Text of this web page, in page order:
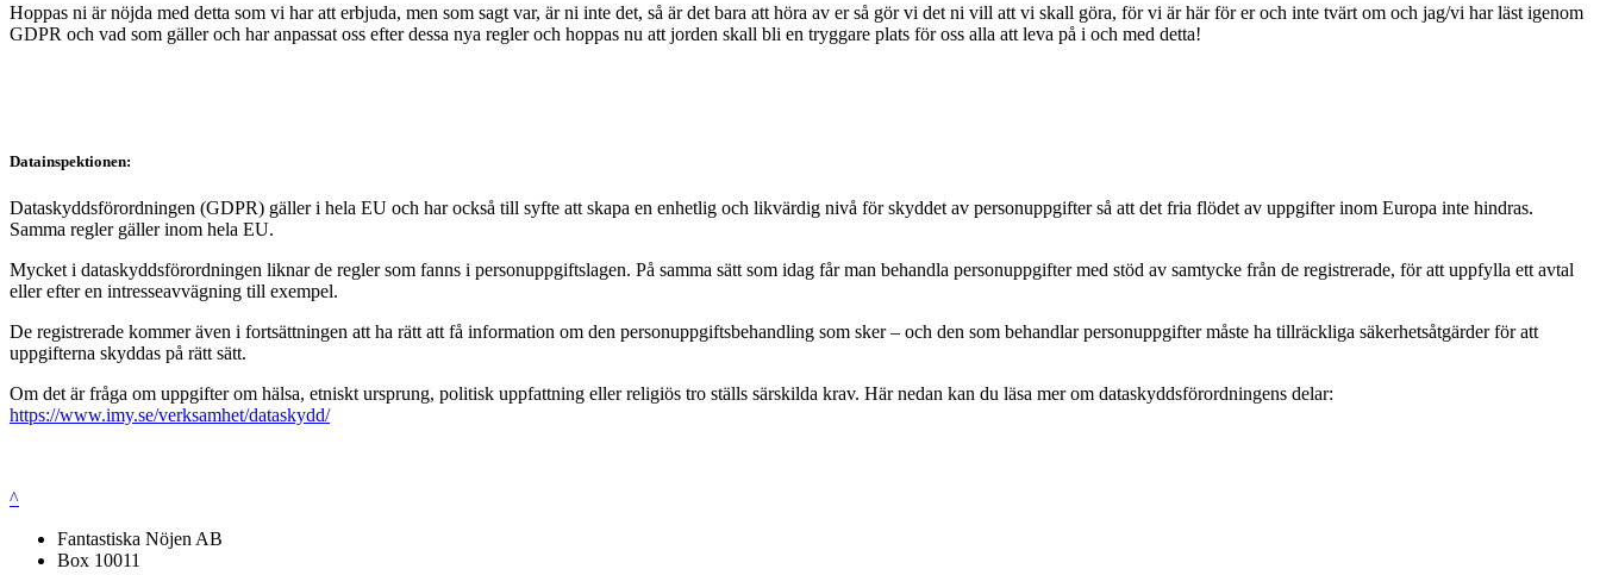
Hoppas ni är nöjda med detta som vi har att erbjuda, men som sagt var, är ni inte det, så är det bara att höra av er så gör vi det ni vill att vi skall göra, för vi är här för er och inte tvärt om och jag/vi har läst igenom
GDPR och vad som gäller och har anpassat oss efter dessa nya regler och hoppas nu att jorden skall bli en tryggare plats för oss alla att leva på i och med detta!
Datainspektionen:
Dataskyddsförordningen (GDPR) gäller i hela EU och har också till syfte att skapa en enhetlig och likvärdig nivå för skyddet av personuppgifter så att det fria flödet av uppgifter inom Europa inte hindras.
Samma regler gäller inom hela EU.
Mycket i dataskyddsförordningen liknar de regler som fanns i personuppgiftslagen. På samma sätt som idag får man behandla personuppgifter med stöd av samtycke från de registrerade, för att uppfylla ett avtal
eller efter en intresseavvägning till exempel.
De registrerade kommer även i fortsättningen att ha rätt att få information om den personuppgiftsbehandling som sker – och den som behandlar personuppgifter måste ha tillräckliga säkerhetsåtgärder för att
uppgifterna skyddas på rätt sätt.
Om det är fråga om uppgifter om hälsa, etniskt ursprung, politisk uppfattning eller religiös tro ställs särskilda krav. Här nedan kan du läsa mer om dataskyddsförordningens delar:
https://www.imy.se/verksamhet/dataskydd/
^
Fantastiska Nöjen AB
Box 10011